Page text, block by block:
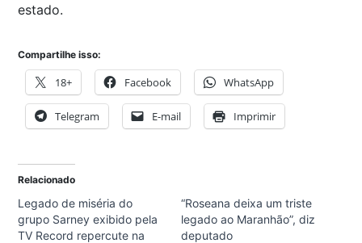
estado.
Compartilhe isso:
18+ Facebook WhatsApp
Telegram E-mail Imprimir
Relacionado
Legado de miséria do
grupo Sarney exibido pela
TV Record repercute na
“Roseana deixa um triste
legado ao Maranhão”, diz
deputado